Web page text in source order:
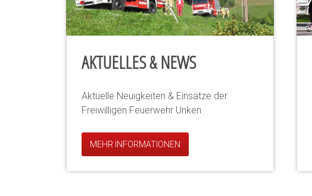
AKTUELLES & NEWS
Aktuelle Neuigkeiten & Einsätze der
Freiwilligen Feuerwehr Unken
MEHR INFORMATIONEN